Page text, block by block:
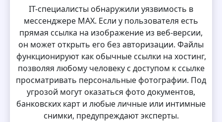
IT-специалисты обнаружили уязвимость в
мессенджере MAX. Если у пользователя есть
прямая ссылка на изображение из веб-версии,
он может открыть его без авторизации. Файлы
функционируют как обычные ссылки на хостинг,
позволяя любому человеку с доступом к ссылке
просматривать персональные фотографии. Под
угрозой могут оказаться фото документов,
банковских карт и любые личные или интимные
снимки, предупреждают эксперты.